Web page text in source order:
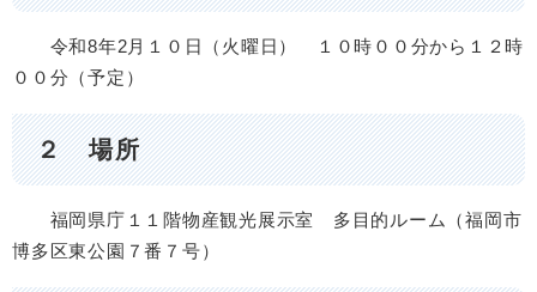
令和8年2月１０日（火曜日） １０時００分から１２時
００分（予定）
２ 場所
福岡県庁１１階物産観光展示室 多目的ルーム（福岡市
博多区東公園７番７号）